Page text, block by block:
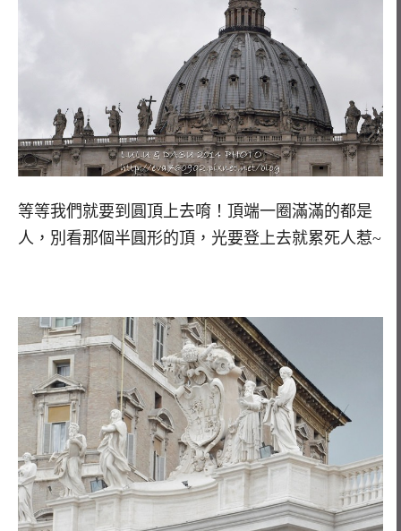
等等我們就要到圓頂上去唷！頂端一圈滿滿的都是
人，別看那個半圓形的頂，光要登上去就累死人惹~